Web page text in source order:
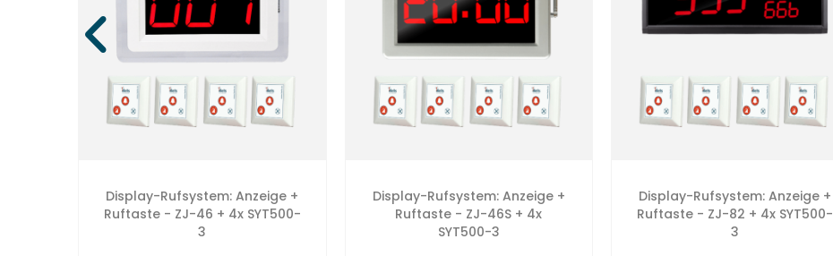
Display-Rufsystem: Anzeige +
Ruftaste - ZJ-46 + 4x SYT500-
3
Display-Rufsystem: Anzeige +
Ruftaste - ZJ-46S + 4x
SYT500-3
Display-Rufsystem: Anzeige +
Ruftaste - ZJ-82 + 4x SYT500-
3